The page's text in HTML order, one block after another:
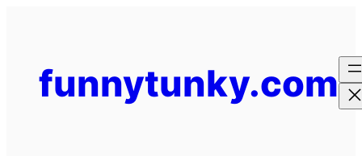
contentfunnytunky.com